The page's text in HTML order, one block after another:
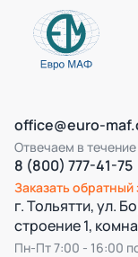
office@euro-
Отвечаем в
8 (800) 777-41-75
Заказать обратный
г. Тольятти, ул.
строение 1,
Пн-Пт 7:00 - 16:00